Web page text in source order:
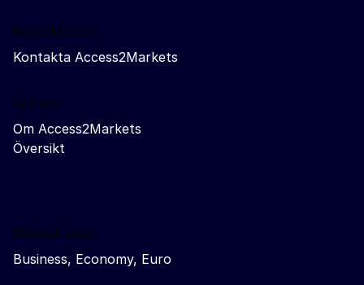
Kontakta oss
Kontakta Access2Markets
Om oss
Om Access2Markets
Översikt
Related sites
Business, Economy, Euro